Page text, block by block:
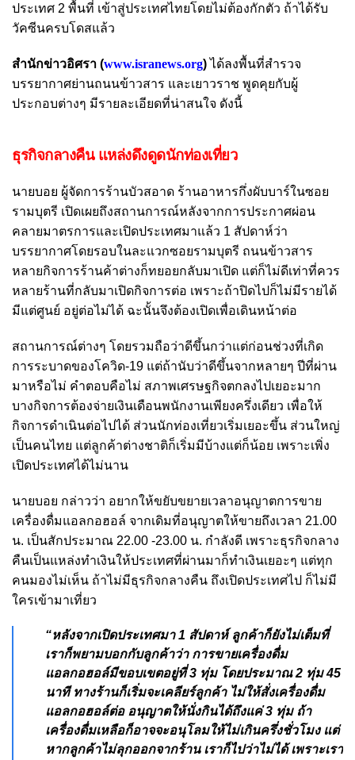
ประเทศ 2 พื้นที่ เข้าสู่ประเทศไทยโดยไม่ต้องกักตัว ถ้าได้รับ
วัคซีนครบโดสแล้ว
สำนักข่าวอิศรา (www.isranews.org)ได้ลงพื้นที่สำรวจ
บรรยากาศย่านถนนข้าวสาร และเยาวราช พูดคุยกับผู้
ประกอบต่างๆ มีรายละเอียดที่น่าสนใจ ดังนี้
ธุรกิจกลางคืน แหล่งดึงดูดนักท่องเที่ยว
นายบอย ผู้จัดการร้านบัวสอาด ร้านอาหารกึ่งผับบาร์ในซอย
รามบุตรี เปิดเผยถึงสถานการณ์หลังจากการประกาศผ่อน
คลายมาตรการและเปิดประเทศมาแล้ว 1 สัปดาห์ว่า
บรรยากาศโดยรอบในละแวกซอยรามบุตรี ถนนข้าวสาร
หลายกิจการร้านค้าต่างก็ทยอยกลับมาเปิด แต่ก็ไม่ดีเท่าที่ควร
หลายร้านที่กลับมาเปิดกิจการต่อ เพราะถ้าปิดไปก็ไม่มีรายได้
มีแต่ศูนย์ อยู่ต่อไม่ได้ ฉะนั้นจึงต้องเปิดเพื่อเดินหน้าต่อ
สถานการณ์ต่างๆ โดยรวมถือว่าดีขึ้นกว่าแต่ก่อนช่วงที่เกิด
การระบาดของโควิด-19 แต่ถ้านับว่าดีขึ้นจากหลายๆ ปีที่ผ่าน
มาหรือไม่ คำตอบคือไม่ สภาพเศรษฐกิจตกลงไปเยอะมาก
บางกิจการต้องจ่ายเงินเดือนพนักงานเพียงครึ่งเดียว เพื่อให้
กิจการดำเนินต่อไปได้ ส่วนนักท่องเที่ยวเริ่มเยอะขึ้น ส่วนใหญ่
เป็นคนไทย แต่ลูกค้าต่างชาติก็เริ่มมีบ้างแต่ก็น้อย เพราะเพิ่ง
เปิดประเทศได้ไม่นาน
นายบอย กล่าวว่า อยากให้ขยับขยายเวลาอนุญาตการขาย
เครื่องดื่มแอลกอฮอล์ จากเดิมที่อนุญาตให้ขายถึงเวลา 21.00
น. เป็นสักประมาณ 22.00 -23.00 น. กำลังดี เพราะธุรกิจกลาง
คืนเป็นแหล่งทำเงินให้ประเทศที่ผ่านมาก็ทำเงินเยอะๆ แต่ทุก
คนมองไม่เห็น ถ้าไม่มีธุรกิจกลางคืน ถึงเปิดประเทศไป ก็ไม่มี
ใครเข้ามาเที่ยว
“หลังจากเปิดประเทศมา 1 สัปดาห์ ลูกค้าก็ยังไม่เต็มที่
เราก็พยามบอกกับลูกค้าว่า การขายเครื่องดื่ม
แอลกอฮอล์มีขอบเขตอยู่ที่ 3 ทุ่ม โดยประมาณ 2 ทุ่ม 45
นาที ทางร้านก็เริ่มจะเคลียร์ลูกค้า ไม่ให้สั่งเครื่องดื่ม
แอลกอฮอล์ต่อ อนุญาตให้นั่งกินได้ถึงแค่ 3 ทุ่ม ถ้า
เครื่องดื่มเหลือก็อาจจะอนุโลมให้ไม่เกินครึ่งชั่วโมง แต่
หากลูกค้าไม่ลุกออกจากร้าน เราก็ไปว่าไม่ได้ เพราะเรา